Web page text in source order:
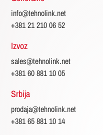
info@tehnolink.net
+381 21 210 06 52
Izvoz
sales@tehnolink.net
+381 60 881 10 05
Srbija
prodaja@tehnolink.net
+381 65 881 10 14